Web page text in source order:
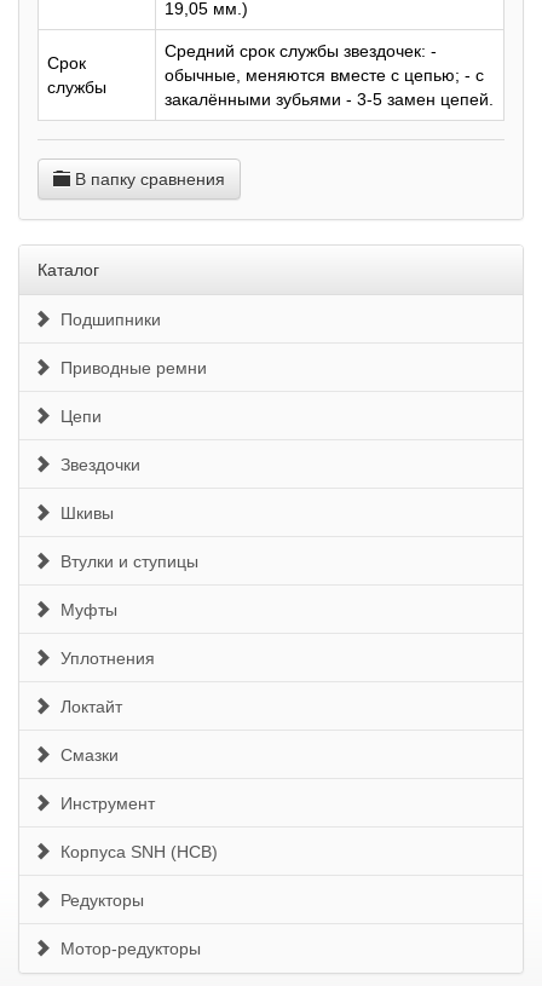
19,05 мм.)
Срок
службы
Средний срок службы звездочек: -
обычные, меняются вместе с цепью; - с
закалёнными зубьями - 3-5 замен цепей.
В папку сравнения
Каталог
Подшипники
Приводные ремни
Цепи
Звездочки
Шкивы
Втулки и ступицы
Муфты
Уплотнения
Локтайт
Смазки
Инструмент
Корпуса SNH (HCB)
Редукторы
Мотор-редукторы